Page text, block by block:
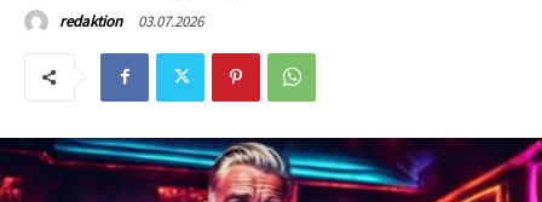
redaktion 03.07.2026